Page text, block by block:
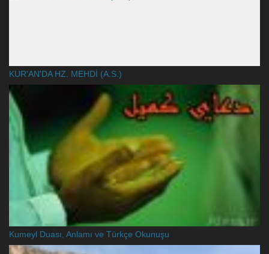
KUR'AN'DA HZ. MEHDİ (A.S.)
Kumeyl Duası, Anlamı ve Türkçe Okunuşu